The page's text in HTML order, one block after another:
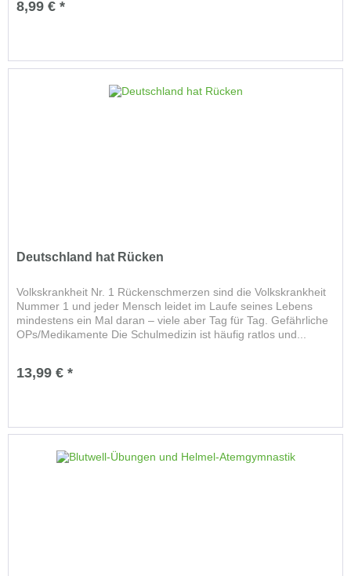
8,99 € *
Deutschland hat Rücken
Volkskrankheit Nr. 1 Rückenschmerzen sind die Volkskrankheit
Nummer 1 und jeder Mensch leidet im Laufe seines Lebens
mindestens ein Mal daran – viele aber Tag für Tag. Gefährliche
OPs/Medikamente Die Schulmedizin ist häufig ratlos und...
13,99 € *